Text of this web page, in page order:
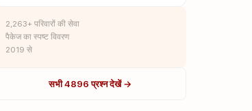
2,263+ परिवारों की सेवा
पैकेज का स्पष्ट विवरण
2019 से
सभी 4896 प्रश्न देखें →